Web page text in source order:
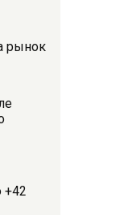
рынок
+42